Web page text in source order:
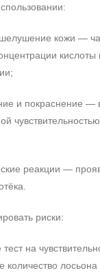
шелушение кожи —
и покраснение —
реакции —
риски:
тест на
количество лосьона